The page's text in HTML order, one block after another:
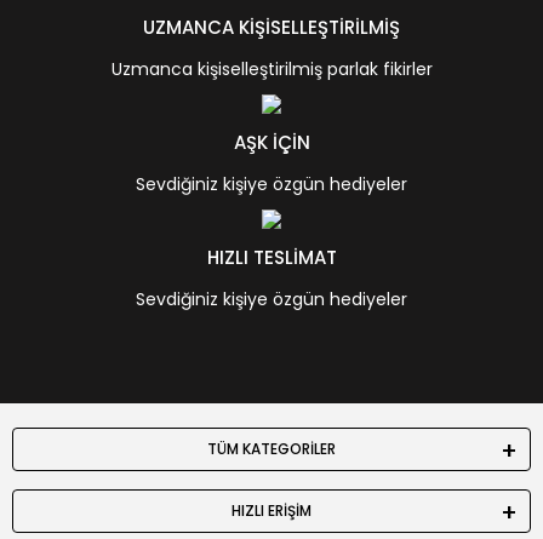
UZMANCA KİŞİSELLEŞTİRİLMİŞ
Uzmanca kişiselleştirilmiş parlak fikirler
AŞK İÇİN
Sevdiğiniz kişiye özgün hediyeler
HIZLI TESLİMAT
Sevdiğiniz kişiye özgün hediyeler
TÜM KATEGORİLER
HIZLI ERİŞİM